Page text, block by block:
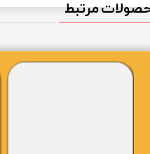
مرتبط